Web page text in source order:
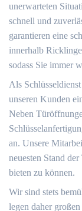
unerwarteten
schnell und
garantieren eine
innerhalb
sodass Sie immer
Als
unseren Kunden
Neben
an. Unsere
neuesten Stand
bieten zu können.
Wir sind stets
legen daher